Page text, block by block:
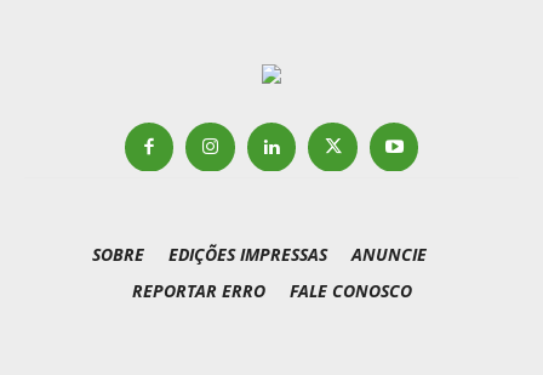
SOBRE EDIÇÕES IMPRESSAS
ANUNCIE
REPORTAR ERRO
FALE CONOSCO